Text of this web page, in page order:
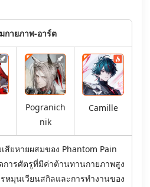
กายภาพ-อาร์ต
Pogranich
nik
Camille
สียหายผสมของ Phantom Pain
การศัตรูที่มีค่าต้านทานกายภาพสูง
หมุนเวียนสกิลและการทำงานของ